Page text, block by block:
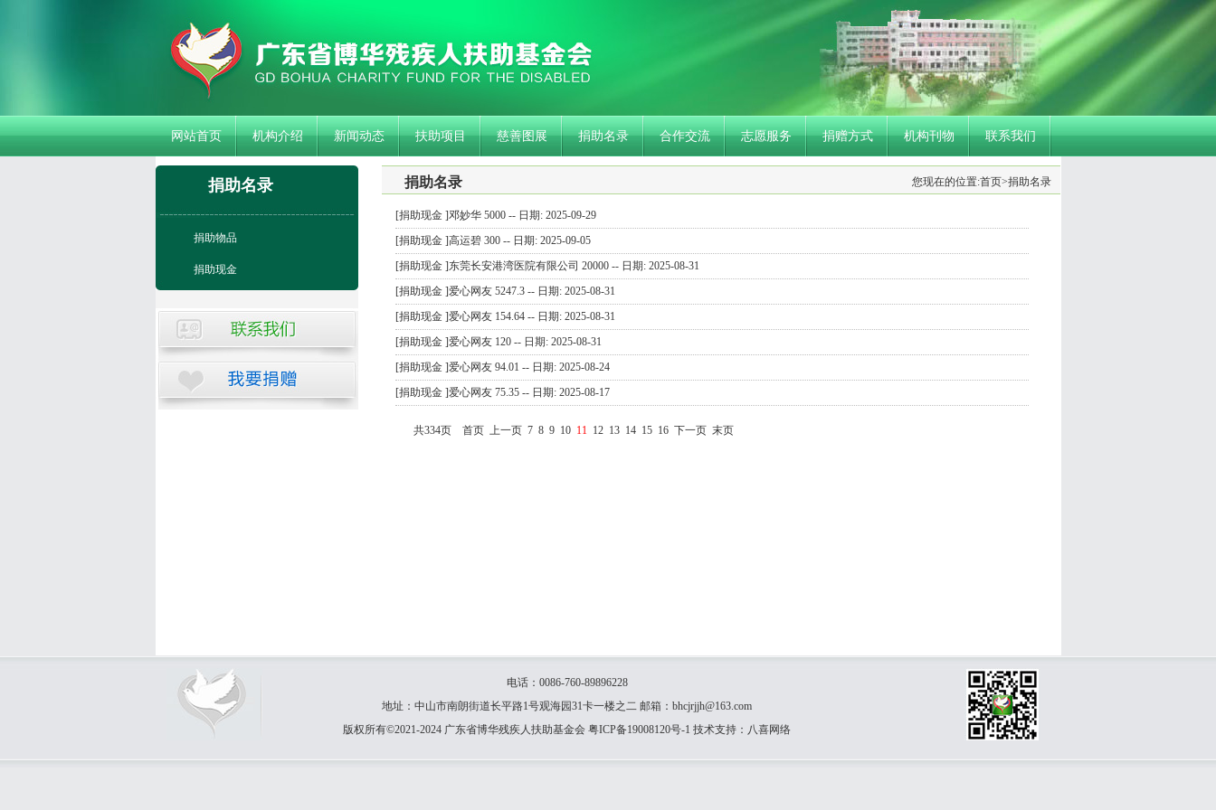
网站首页 机构介绍 新闻动态 扶助项目 慈善图展 捐助名录 合作交流 志愿服务 捐赠方式 机构刊物 联系我们
捐助名录
捐助物品
捐助现金
您现在的位置:首页>捐助名录
捐助名录
[捐助现金 ]邓妙华 5000 -- 日期: 2025-09-29
[捐助现金 ]高运碧 300 -- 日期: 2025-09-05
[捐助现金 ]东莞长安港湾医院有限公司 20000 -- 日期: 2025-08-31
[捐助现金 ]爱心网友 5247.3 -- 日期: 2025-08-31
[捐助现金 ]爱心网友 154.64 -- 日期: 2025-08-31
[捐助现金 ]爱心网友 120 -- 日期: 2025-08-31
[捐助现金 ]爱心网友 94.01 -- 日期: 2025-08-24
[捐助现金 ]爱心网友 75.35 -- 日期: 2025-08-17
共334页 首页 上一页 7 8 9 10 11 12 13 14 15 16 下一页 末页
电话：0086-760-89896228
地址：中山市南朗街道长平路1号观海园31卡一楼之二 邮箱：bhcjrjjh@163.com
版权所有©2021-2024 广东省博华残疾人扶助基金会 粤ICP备19008120号-1 技术支持： 八喜网络